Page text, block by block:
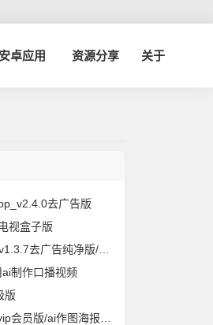
安卓应用 资源分享 关于
去广告版
视盒子版
去广告纯净版/海量资源
制作口播视频
版
员版/ai作图海报编辑